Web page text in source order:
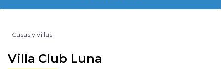
Casas y Villas
Villa Club Luna